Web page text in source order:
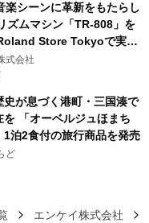
楽シーンに革新をもたらし
ズムマシン「TR-808」を
Store Tokyoで実機
の 記念キャンペーンを開
オ「NTS」の 特別プログ
TR-808」を愛する伝説的
を フィーチャーしたアニ
公開～
式会社
史が息づく港町・三国湊で
を 「オーベルジュほまち
泊2食付の旅行商品を発売
ど
エンケイ株式会社